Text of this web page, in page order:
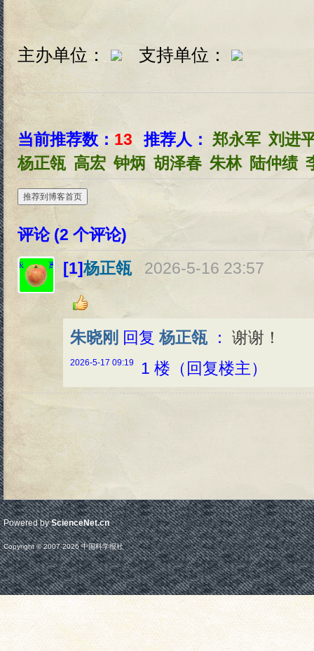
主办单位： 支持单位：
当前推荐数： 13 推荐人： 郑永军 刘进
杨正瓴 高宏 钟炳 胡泽春 朱林 陆仲绩
推荐到博客首页
评论 (2 个评论)
[1]杨正瓴 2026-5-16 23:57
朱晓刚 回复 杨正瓴 ： 谢谢！
2026-5-17 09:19 1 楼（回复楼主）
Powered byScienceNet.cn
Copyright © 2007-2026中国科学报社